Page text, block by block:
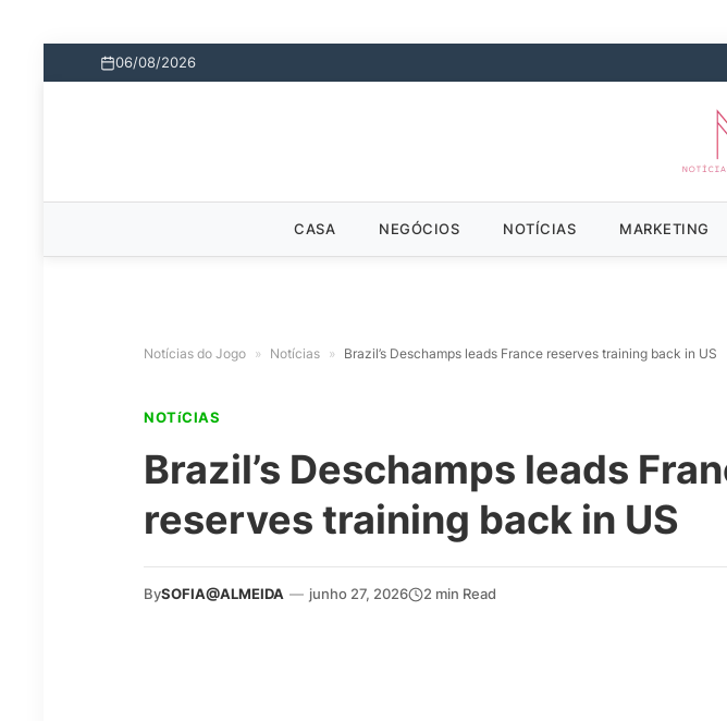
06/08/2026
CASA NEGÓCIOS NOTÍCIAS MARKETING
Notícias do Jogo » Notícias » Brazil’s Deschamps leads France reserves training back in US
NOTíCIAS
Brazil’s Deschamps leads
reserves training back in US
BySOFIA@ALMEIDA — junho 27, 2026 2 min Read